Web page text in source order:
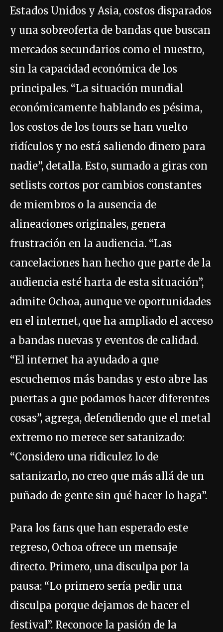
Estados Unidos y Asia, costos disparados
y una sobreoferta de bandas que buscan
mercados secundarios como el nuestro,
sin la capacidad económica de los
principales. “La situación mundial
económicamente hablando es pésima,
los costos de los tours se han vuelto
ridículos y no está saliendo dinero para
nadie”, detalla. Esto, sumado a giras con
setlists cortos por cambios constantes
de miembros o la ausencia de
alineaciones originales, genera
frustración en la audiencia. “Las
cancelaciones han hecho que parte de la
audiencia esté harta de esta situación”,
admite Ochoa, aunque ve oportunidades
en el internet, que ha ampliado el acceso
a bandas nuevas y eventos de calidad.
“El internet ha ayudado a que
escuchemos más bandas y esto abre las
puertas a que podamos hacer diferentes
cosas”, agrega, defendiendo que el metal
extremo no merece ser satanizado:
“Considero una ridiculez lo de
satanizarlo, no creo que más allá de un
puñado de gente sin qué hacer lo haga”.
Para los fans que han esperado este
regreso, Ochoa ofrece un mensaje
directo. Primero, una disculpa por la
pausa: “Lo primero sería pedir una
disculpa porque dejamos de hacer el
festival”. Reconoce la pasión de la